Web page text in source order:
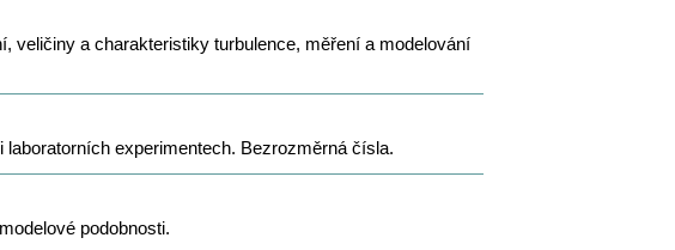
veličiny a charakteristiky turbulence, měření a modelování
experimentech. Bezrozměrná čísla.
podobnosti.